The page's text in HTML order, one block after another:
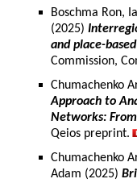
Boschma Ron,
(2025)
and place-
Commission,
Chumachenko
Approach to
Networks:
Qeios preprint.
Chumachenko
Adam (2025)